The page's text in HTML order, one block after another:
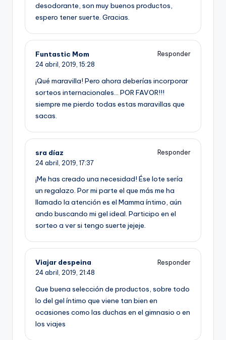
desodorante, son muy buenos productos,
espero tener suerte. Gracias.
Funtastic Mom
Responder
24 abril, 2019, 15:28
¡Qué maravilla! Pero ahora deberías incorporar
sorteos internacionales… POR FAVOR!!!
siempre me pierdo todas estas maravillas que
sacas.
sra díaz
Responder
24 abril, 2019, 17:37
¡Me has creado una necesidad! Ése lote sería
un regalazo. Por mi parte el que más me ha
llamado la atención es el Mamma íntimo, aún
ando buscando mi gel ideal. Participo en el
sorteo a ver si tengo suerte jejeje.
Viajar despeina
Responder
24 abril, 2019, 21:48
Que buena selección de productos, sobre todo
lo del gel íntimo que viene tan bien en
ocasiones como las duchas en el gimnasio o en
los viajes